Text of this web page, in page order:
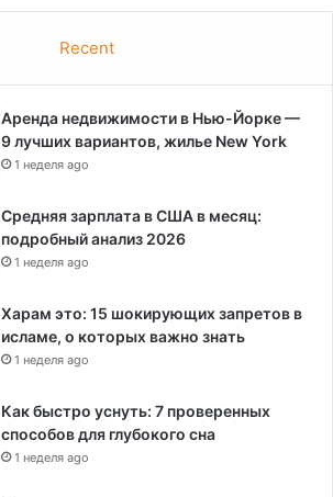
Recent
Аренда недвижимости в Нью-Йорке —
9 лучших вариантов, жилье New York
1 неделя ago
Средняя зарплата в США в месяц:
подробный анализ 2026
1 неделя ago
Харам это: 15 шокирующих запретов в
исламе, о которых важно знать
1 неделя ago
Как быстро уснуть: 7 проверенных
способов для глубокого сна
1 неделя ago